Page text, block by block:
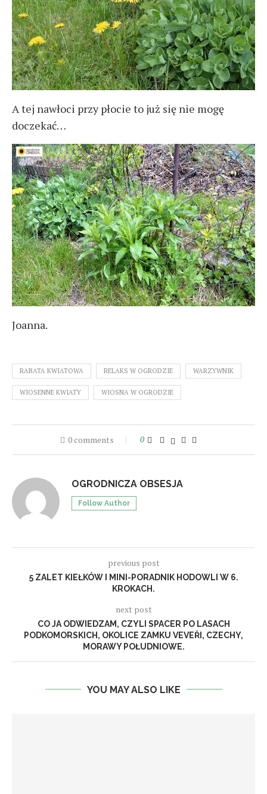
A tej nawłoci przy płocie to już się nie mogę
doczekać…
Joanna.
RABATA KWIATOWA RELAKS W OGRODZIE WARZYWNIK
WIOSENNE KWIATY WIOSNA W OGRODZIE
0 comments 0
OGRODNICZA OBSESJA
Follow Author
previous post
5 ZALET KIEŁKÓW I MINI-PORADNIK HODOWLI W 6.
KROKACH.
next post
CO JA ODWIEDZAM, CZYLI SPACER PO LASACH
PODKOMORSKICH, OKOLICE ZAMKU VEVEŘI, CZECHY,
MORAWY POŁUDNIOWE.
YOU MAY ALSO LIKE